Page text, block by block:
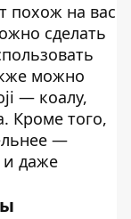
похож на вас
сделать
можно
— коалу,
Кроме того,
—
и даже